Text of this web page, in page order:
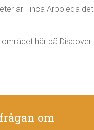
är Finca Arboleda det
här på Discover
om